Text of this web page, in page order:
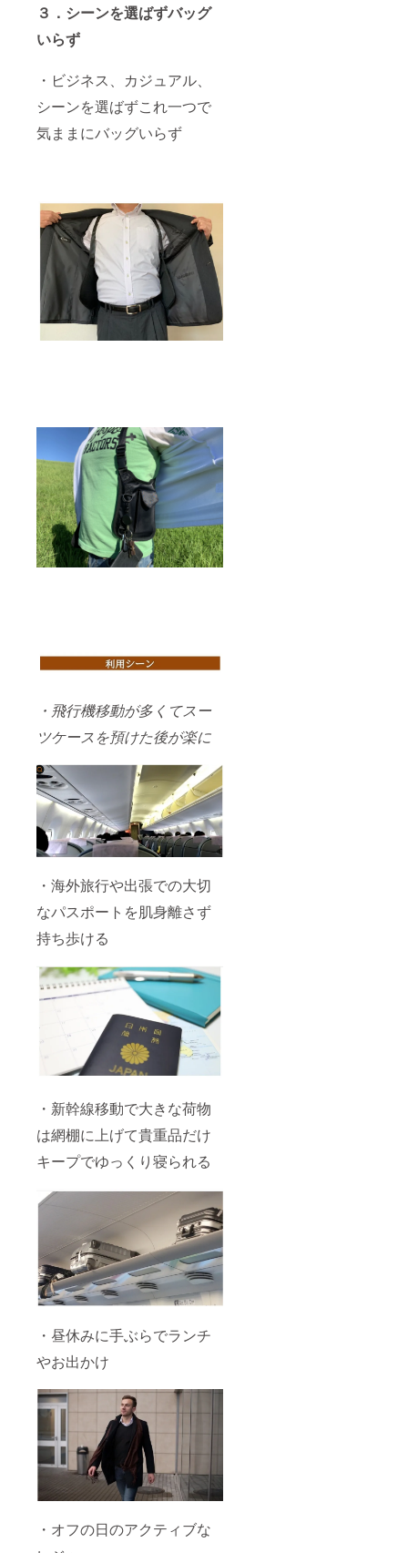
３．シーンを選ばずバッグ
いらず
・ビジネス、カジュアル、
シーンを選ばずこれ一つで
気ままにバッグいらず
・飛行機移動が多くてスー
ツケースを預けた後が楽に
・海外旅行や出張での大切
なパスポートを肌身離さず
持ち歩ける
・新幹線移動で大きな荷物
は網棚に上げて貴重品だけ
キープでゆっくり寝られる
・昼休みに手ぶらでランチ
やお出かけ
・オフの日のアクティブな